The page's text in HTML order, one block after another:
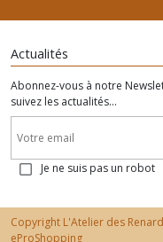
Actualités
Abonnez-vous à notre
suivez les actualités...
Je ne suis pas un robot
Copyright L'Atelier des
eProShopping